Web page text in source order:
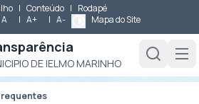
| Conteúdo | Rodapé
A | A+ | A- Mapa do Site
DE IELMO MARINHO